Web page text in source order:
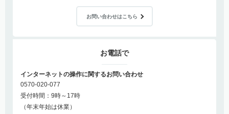
お問い合わせはこちら
お電話で
インターネットの操作に関するお問い合わせ
0570-020-077
受付時間：9時～17時
（年末年始は休業）